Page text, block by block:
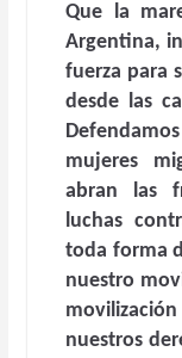
Que la
Argentina,
fuerza para
desde las
mujeres
abran las
luchas
toda forma
nuestro
nuestros